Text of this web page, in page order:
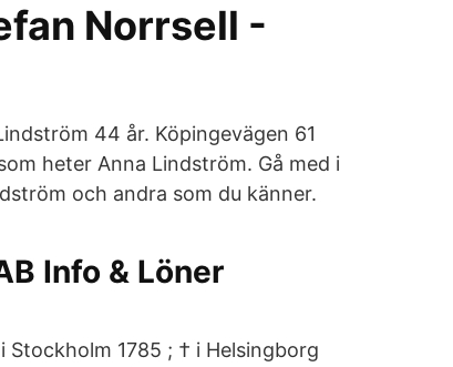
Norrsell -
44 år. Köpingevägen 61
heter Anna Lindström. Gå med i
och andra som du känner.
Info & Löner
Stockholm 1785 ; † i Helsingborg